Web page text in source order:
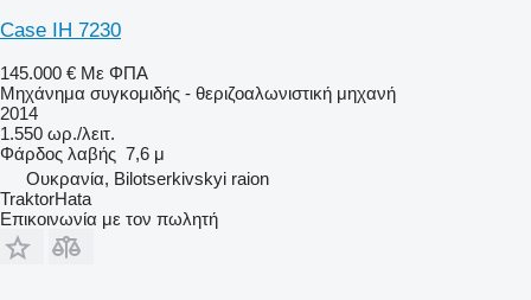
Case IH 7230
145.000 € Με ΦΠΑ
Μηχάνημα συγκομιδής - θεριζοαλωνιστική μηχανή
2014
1.550 ωρ./λειτ.
Φάρδος λαβής 7,6 μ
Ουκρανία, Bilotserkivskyi raion
TraktorHata
Επικοινωνία με τον πωλητή